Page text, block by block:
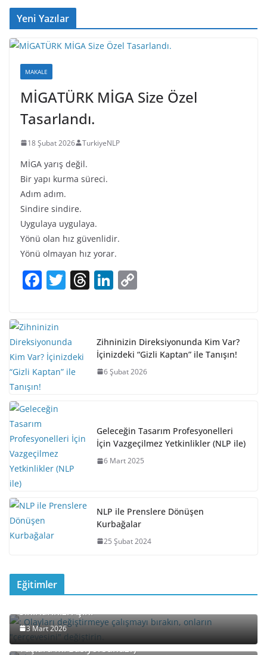
o
o
k
k
Yeni Yazılar
MAKALE
MİGATÜRK MİGA Size Özel
Tasarlandı.
18 Şubat 2026 TurkiyeNLP
MİGA yarış değil.
Bir yapı kurma süreci.
Adım adım.
Sindire sindire.
Uygulaya uygulaya.
Yönü olan hız güvenlidir.
Yönü olmayan hız yorar.
F
c
e
b
o
k
T
er
T
a
d
s
Li
e
dI
n
y
Li
n
Zihninizin Direksiyonunda Kim Var?
İçinizdeki “Gizli Kaptan” ile Tanışın!
6 Şubat 2026
Geleceğin Tasarım Profesyonelleri
İçin Vazgeçilmez Yetkinlikler (NLP ile)
6 Mart 2025
NLP ile Prenslere Dönüşen
Kurbağalar
25 Şubat 2024
Eğitimler
Davet: “Yeniden Çerçeveleme” (Reframing) ile
Sınırlarınızı Aşın!
3 Mart 2026
BİR KULLANIM KILAVUZU VAR MI? (Yoksa Rastgele
Tuşlara mı Basıyorsunuz?)